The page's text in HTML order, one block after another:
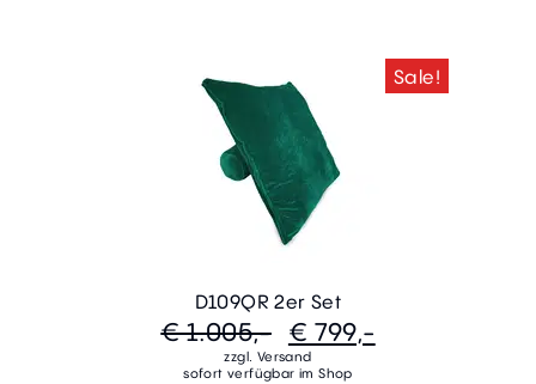
Sale!
D109QR 2er Set
€ 1.005,- € 799,-
zzgl. Versand
sofort verfügbar im Shop